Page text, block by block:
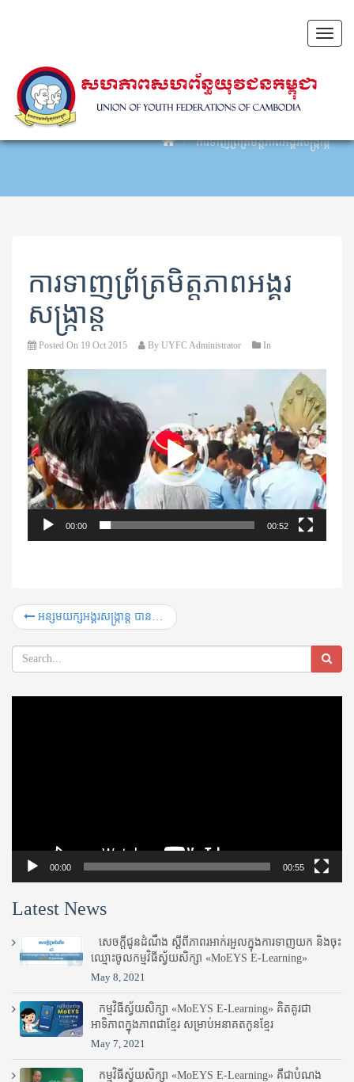
Toggle
ការទាញព្រ័ត្រមិត្តភាពអង្គរសង្ក្រាន្ត
ការទាញព្រ័ត្រមិត្តភាពអង្គរ
សង្ក្រាន្ត
Posted On 19 Oct 2015 By UYFC Administrator In
Video
Player
00:00 00:52
អន្សមយក្សអង្គរសង្ក្រាន្ត បានបំបែកកំណត់ត្រាពិភពលោក Guinness World Records ហើយ
00:00 00:55
Latest News
សេចក្តីជូនដំណឹង ស្តី​ពីភាព​រអាក់រអួល​ក្នុងការ​ទាញ​យក និង​ចុះ​
ឈ្មោះ​ចូល​កម្មវិធី​ស្វ័យសិក្សា «MoEYS E-Learning»
May 8, 2021
កម្មវិធីស្វ័យសិក្សា «MoEYS E-Learning» គិតគូរជា
អាទិភាពក្នុងភាពជាខ្មែរ សម្រាប់អនាគតកូនខ្មែរ
May 7, 2021
កម្មវិធីស្វ័យសិក្សា «MoEYS E-Learning» គឺជាបំណង